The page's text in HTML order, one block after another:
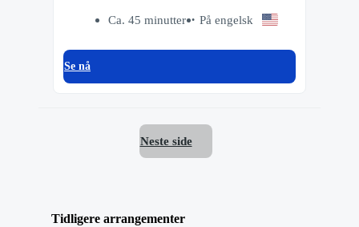
Ca. 45 minutter På engelsk
Se nå
Neste side
Tidligere arrangementer